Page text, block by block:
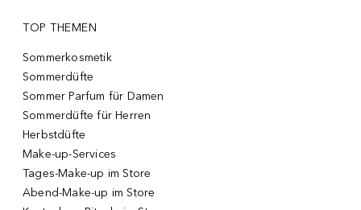
TOP THEMEN
Sommerkosmetik
Sommerdüfte
Sommer Parfum für Damen
Sommerdüfte für Herren
Herbstdüfte
Make-up-Services
Tages-Make-up im Store
Abend-Make-up im Store